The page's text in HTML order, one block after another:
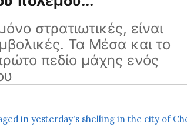
στρατιωτικές, είναι
Τα Μέσα και το
πεδίο μάχης ενός